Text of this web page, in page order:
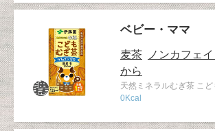
ベビー・ママ
麦茶 ノンカフェ
から
天然ミネラルむぎ茶 こど
0Kcal